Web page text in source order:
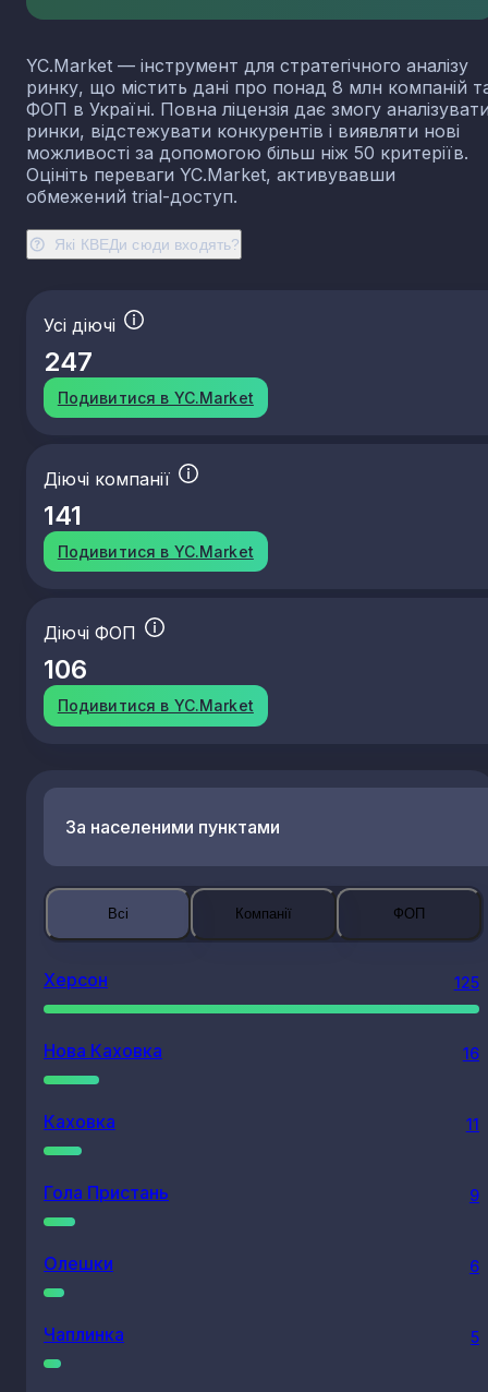
Які КВЕДи сюди входять?
YC.Market — інструмент для стратегічного аналізу
ринку, що містить дані про понад 8 млн компаній
ФОП в Україні. Повна ліцензія дає змогу
ринки, відстежувати конкурентів і виявляти нові
можливості за допомогою більш ніж 50 критеріїв.
Оцініть переваги YC.Market, активувавши
обмежений trial-доступ.
Усі діючі
247
Подивитися в YC.Market
Діючі компанії
141
Подивитися в YC.Market
Діючі ФОП
106
Подивитися в YC.Market
За населеними пунктами
Всі Компанії ФОП
Херсон 125
Нова Каховка 16
Каховка 11
Гола Пристань 9
Олешки 6
Чаплинка 5
23.13 Виробництво порожнистого скла
23.19 Виробництво й оброблення інших скляних
у тому числі технічних
23.20 Виробництво вогнетривких виробів
23.31 Виробництво керамічних плиток і плит
23.32
Виробництво цегли, черепиці та інших
виробів із випаленої глини
23.41 Виробництво господарських і декоративних
керамічних виробів
23.43 Виробництво керамічних електроізоляторів та
23.44 Виробництво інших керамічних виробів
призначення
23.49 Виробництво інших керамічних виробів
23.52 Виробництво вапна та гіпсових сумішей
23.61
23.62
Виготовлення виробів із гіпсу для будівництва
23.63 Виробництво бетонних розчинів, готових для
Виробництво сухих будівельних сумішей
23.69
цементу
23.70 Різання, оброблення та оздоблення
в. і. у.